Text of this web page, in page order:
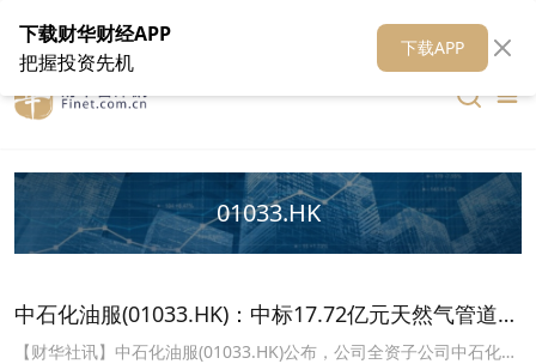
在线客服 关于我们 财华媒体矩阵 财华智库
01033.HK
中石化油服(01033.HK)：中标17.72亿元天然气管道施
工项目
【财华社讯】中石化油服(01033.HK)公布，公司全资子公司中石化石
下载财华财经APP
把握投资先机
下载APP